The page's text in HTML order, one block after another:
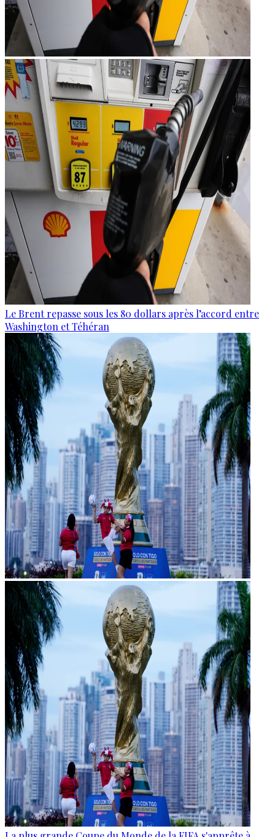
Le Brent repasse sous les 80 dollars après l’accord entre
Washington et Téhéran